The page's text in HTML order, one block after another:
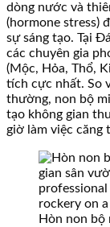
dòng nước và
(hormone stress)
sự sáng tạo. Tại
các chuyên gia
(Mộc, Hỏa, Thổ,
tích cực nhất. So
thường, non bộ
tạo không gian
giờ làm việc căng
Hòn non bộ